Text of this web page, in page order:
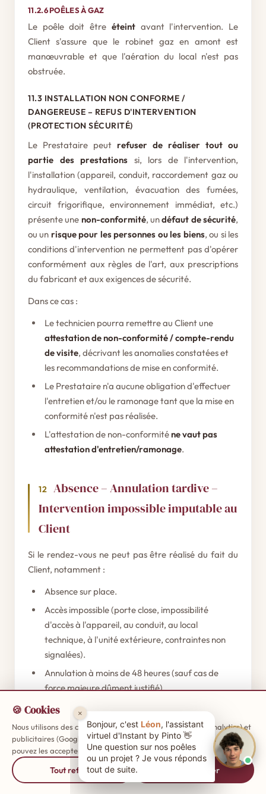
11.2.6 POÊLES À GAZ
Le poêle doit être éteintavant l'intervention. Le
Client s'assure que le robinet gaz en amont est
manœuvrable et que l'aération du local n'est pas
obstruée.
11.3 INSTALLATION NON CONFORME /
DANGEREUSE – REFUS D'INTERVENTION
(PROTECTION SÉCURITÉ)
Le Prestataire peut refuser de réaliser tout ou
partie des prestations si, lors de l'intervention,
l'installation (appareil, conduit, raccordement gaz ou
hydraulique, ventilation, évacuation des fumées,
circuit frigorifique, environnement immédiat, etc.)
présente une non-conformité, undéfaut de sécurité,
ou un risque pour les personnes ou les biens, ou si les
conditions d'intervention ne permettent pas d'opérer
conformément aux règles de l'art, aux prescriptions
du fabricant et aux exigences de sécurité.
Dans ce cas :
Le technicien pourra remettre au Client une
attestation de non-conformité / compte-rendu
de visite, décrivant les anomalies constatées et
les recommandations de mise en conformité.
Le Prestataire n'a aucune obligation d'effectuer
l'entretien et/ou le ramonage tant que la mise en
conformité n'est pas réalisée.
L'attestation de non-conformiténe vaut pas
attestation d'entretien/ramonage.
12
Absence – Annulation tardive –
Intervention impossible imputable au
Client
Si le rendez-vous ne peut pas être réalisé du fait du
Client, notamment :
Absence sur place.
Accès impossible (porte close, impossibilité
d'accès à l'appareil, au conduit, au local
technique, à l'unité extérieure, contraintes non
signalées).
Annulation à moins de 48 heures (sauf cas de
force majeure dûment justifié).
Appareil non éteint / non froid (poêles,
cheminées, poêles gaz).
Installation non conforme ou dangereuse ne
permettant pas l'intervention en sécurité.
Informations erronées transmises à la
🍪 Cookies
Nous utilisons des cookies de mesure d'audience (Google Analytics) et
publicitaires (Google Ads) pour améliorer votre expérience. Vous
pouvez les accepter ou les refuser.En savoir plus
Tout refuser Tout accepter